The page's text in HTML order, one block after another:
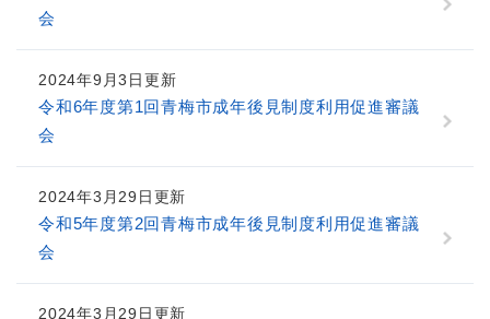
会
2024年9月3日更新
令和6年度第1回青梅市成年後見制度利用促進審議
会
2024年3月29日更新
令和5年度第2回青梅市成年後見制度利用促進審議
会
2024年3月29日更新